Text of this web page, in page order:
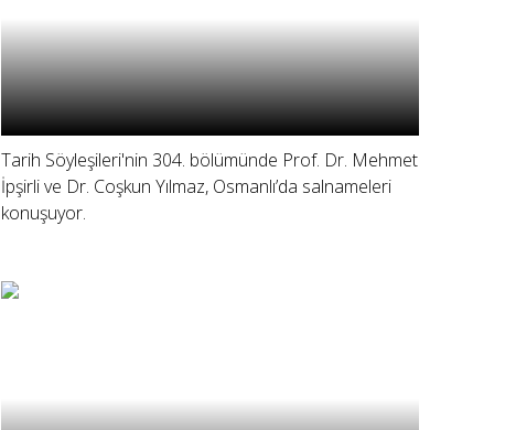
Tarih Söyleşileri'nin 304. bölümünde Prof. Dr. Mehmet
İpşirli ve Dr. Coşkun Yılmaz, Osmanlı’da salnameleri
konuşuyor.